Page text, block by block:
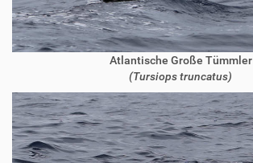
Atlantische Große Tümmler
(Tursiops truncatus)